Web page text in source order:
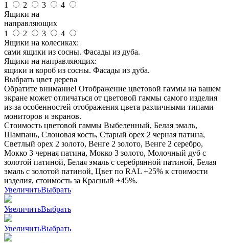
1
2 3
4
Ящики на
направляющих
1
2 3
4
Ящики на колесиках:
сами ящики из сосны. Фасады из дуба.
Ящики на направляющих:
ящики и короб из сосны. Фасады из дуба.
Выбрать цвет дерева
Обратите внимание! Отображение цветовой гаммы на вашем
экране может отличаться от цветовой гаммы самого изделия
из-за особенностей отображения цвета различными типами
мониторов и экранов.
Стоимость цветовой гаммы Выбеленный, Белая эмаль,
Шампань, Слоновая кость, Старый орех 2 черная патина,
Светлый орех 2 золото, Венге 2 золото, Венге 2 серебро,
Мокко 3 черная патина, Мокко 3 золото, Молочный дуб с
золотой патиной, Белая эмаль с серебрянной патиной, Белая
эмаль с золотой патиной, Цвет по RAL +25% к стоимости
изделия, стоимость за Красный +45%.
УвеличитьВыбрать
УвеличитьВыбрать
УвеличитьВыбрать